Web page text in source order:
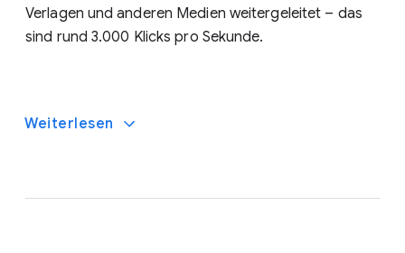
Verlagen und anderen Medien weitergeleitet – das
sind rund 3.000 Klicks pro Sekunde.
Weiterlesen